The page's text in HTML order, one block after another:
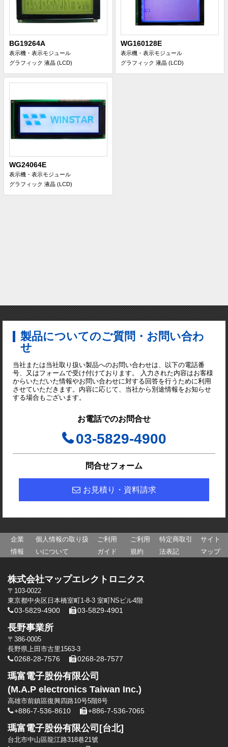
BG19264A
表示機・表示モジュール
グラフィック 液晶 (LCD)
WG160128E
表示機・表示モジュール
グラフィック 液晶 (LCD)
WG24064E
表示機・表示モジュール
グラフィック 液晶 (LCD)
製品についてのご質問・お問い合わ
せ
当社または当社取り扱い製品へのお問い合わせは、以下の電話番
号、又はフォームで受け付けております。 入力された内容はお客様
からいただいた情報やお問い合わせに対する回答を行うために利用
させていただきます。内容に応じて、当社から別途情報をお知らせ
する場合もございます。
お電話でのお問合せ
03-5829-4900
問合せフォーム
お見積り・資料請求
企業
情報
個人情報の取り扱
いについて
ご利用
ガイド
ご利用
規約
特定商取引
法表記
サイト
マップ
株式会社マップエレクトロニクス
〒103-0022
東京都中央区日本橋室町1-8-3 室町NSビル4階
03-5829-4900 03-5829-4901
長野事業所
〒386-0005
長野県上田市古里1563-3
0268-28-7576 0268-28-7577
瑪富電子股份有限公司
(M.A.P electronics Taiwan Inc.)
高雄市前鎮區復興四路10号5階8号
+886-7-536-8610 +886-7-536-7065
瑪富電子股份有限公司[台北]
台北市中山區龍江路318巷21號